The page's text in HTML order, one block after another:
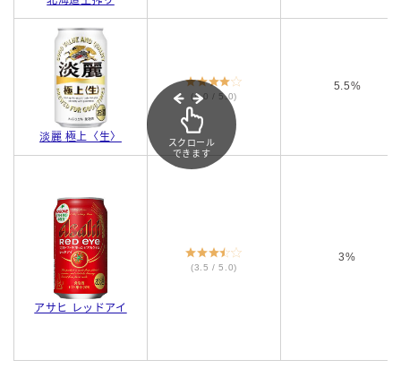
淡麗 極上〈生〉
(4.0 / 5.0)
5.5%
アサヒ レッドアイ
(3.5 / 5.0)
3%
スクロール
できます